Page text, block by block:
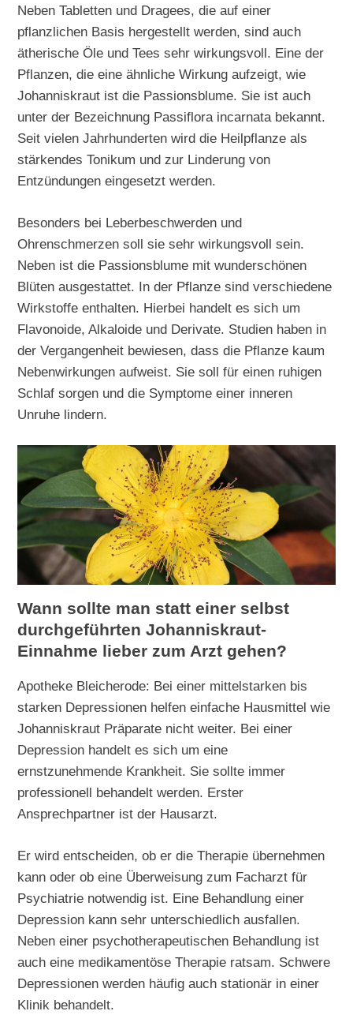
Neben Tabletten und Dragees, die auf einer
pflanzlichen Basis hergestellt werden, sind auch
ätherische Öle und Tees sehr wirkungsvoll. Eine der
Pflanzen, die eine ähnliche Wirkung aufzeigt, wie
Johanniskraut ist die Passionsblume. Sie ist auch
unter der Bezeichnung Passiflora incarnata bekannt.
Seit vielen Jahrhunderten wird die Heilpflanze als
stärkendes Tonikum und zur Linderung von
Entzündungen eingesetzt werden.
Besonders bei Leberbeschwerden und
Ohrenschmerzen soll sie sehr wirkungsvoll sein.
Neben ist die Passionsblume mit wunderschönen
Blüten ausgestattet. In der Pflanze sind verschiedene
Wirkstoffe enthalten. Hierbei handelt es sich um
Flavonoide, Alkaloide und Derivate. Studien haben in
der Vergangenheit bewiesen, dass die Pflanze kaum
Nebenwirkungen aufweist. Sie soll für einen ruhigen
Schlaf sorgen und die Symptome einer inneren
Unruhe lindern.
Wann sollte man statt einer selbst
durchgeführten Johanniskraut-
Einnahme lieber zum Arzt gehen?
Apotheke Bleicherode: Bei einer mittelstarken bis
starken Depressionen helfen einfache Hausmittel wie
Johanniskraut Präparate nicht weiter. Bei einer
Depression handelt es sich um eine
ernstzunehmende Krankheit. Sie sollte immer
professionell behandelt werden. Erster
Ansprechpartner ist der Hausarzt.
Er wird entscheiden, ob er die Therapie übernehmen
kann oder ob eine Überweisung zum Facharzt für
Psychiatrie notwendig ist. Eine Behandlung einer
Depression kann sehr unterschiedlich ausfallen.
Neben einer psychotherapeutischen Behandlung ist
auch eine medikamentöse Therapie ratsam. Schwere
Depressionen werden häufig auch stationär in einer
Klinik behandelt.